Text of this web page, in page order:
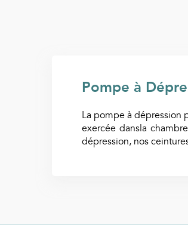
Pompe à
La pompe à dépression
exercée dansla
dépression, nos